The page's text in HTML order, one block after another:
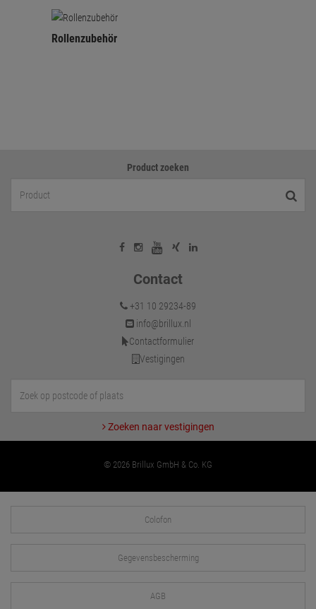
Rollenzubehör
Product zoeken
Contact
+31 10 29234-89
info@brillux.nl
Contactformulier
Vestigingen
Zoeken naar vestigingen
© 2026 Brillux GmbH & Co. KG
Colofon
Gegevensbescherming
AGB